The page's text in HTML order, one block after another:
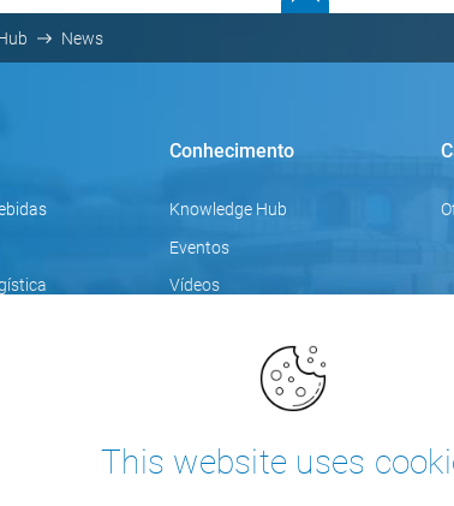
This website uses
News
Conhecimento
Knowledge Hub
Eventos
Vídeos